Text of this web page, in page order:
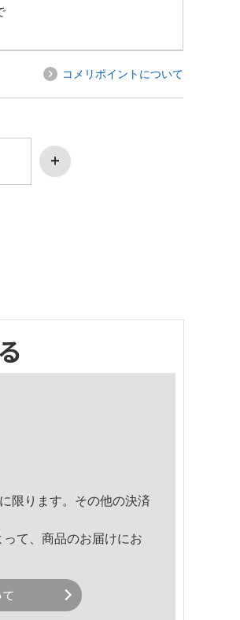
コメリポイントについて
限ります。その他の決済
て、商品のお届けにお